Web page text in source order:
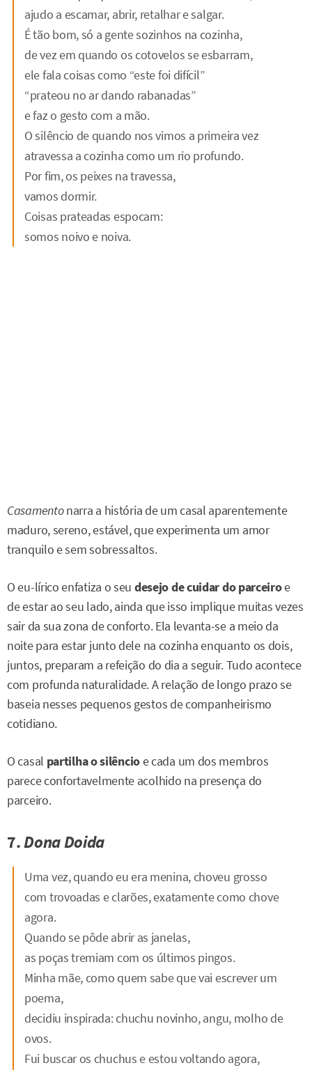
ajudo a escamar, abrir, retalhar e salgar.
É tão bom, só a gente sozinhos na cozinha,
de vez em quando os cotovelos se esbarram,
ele fala coisas como “este foi difícil”
“prateou no ar dando rabanadas”
e faz o gesto com a mão.
O silêncio de quando nos vimos a primeira vez
atravessa a cozinha como um rio profundo.
Por fim, os peixes na travessa,
vamos dormir.
Coisas prateadas espocam:
somos noivo e noiva.
Casamentonarra a história de um casal aparentemente
maduro, sereno, estável, que experimenta um amor
tranquilo e sem sobressaltos.
O eu-lírico enfatiza o seu desejo de cuidar do parceiroe
de estar ao seu lado, ainda que isso implique muitas vezes
sair da sua zona de conforto. Ela levanta-se a meio da
noite para estar junto dele na cozinha enquanto os dois,
juntos, preparam a refeição do dia a seguir. Tudo acontece
com profunda naturalidade. A relação de longo prazo se
baseia nesses pequenos gestos de companheirismo
cotidiano.
O casal partilha o silêncioe cada um dos membros
parece confortavelmente acolhido na presença do
parceiro.
7.Dona Doida
Uma vez, quando eu era menina, choveu grosso
com trovoadas e clarões, exatamente como chove
agora.
Quando se pôde abrir as janelas,
as poças tremiam com os últimos pingos.
Minha mãe, como quem sabe que vai escrever um
poema,
decidiu inspirada: chuchu novinho, angu, molho de
ovos.
Fui buscar os chuchus e estou voltando agora,